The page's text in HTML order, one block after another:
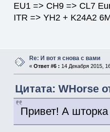
EU1 => CH9 => CL7
ITR => YH2 + K24A2
Re: И вот я снова с вами
«Ответ #6 : 14 Декабря 2015,
Цитата: WHorse
Привет! А